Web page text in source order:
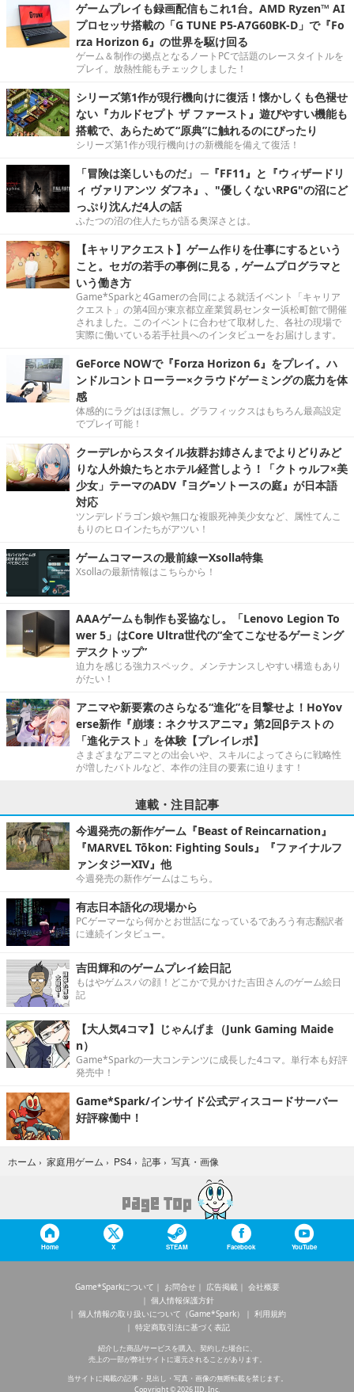
ゲームプレイも録画配信もこれ1台。AMD Ryzen™ AI
プロセッサ搭載の「G TUNE P5-A7G60BK-D」で『Fo
rza Horizon 6』の世界を駆け回る
ゲーム＆制作の拠点となるノートPCで話題のレースタイトルを
プレイ。放熱性能もチェックしました！
シリーズ第1作が現行機向けに復活！懐かしくも色褪せ
ない『カルドセプト ザ ファースト』遊びやすい機能も
搭載で、あらためて“原典”に触れるのにぴったり
シリーズ第1作が現行機向けの新機能を備えて復活！
「冒険は楽しいものだ」 ─『FF11』と『ウィザードリ
ィ ヴァリアンツ ダフネ』、"優しくないRPG"の沼にど
っぷり沈んだ4人の話
ふたつの沼の住人たちが語る奥深さとは。
【キャリアクエスト】ゲーム作りを仕事にするという
こと。セガの若手の事例に見る，ゲームプログラマと
いう働き方
Game*Sparkと4Gamerの合同による就活イベント「キャリア
クエスト」の第4回が東京都立産業貿易センター浜松町館で開催
されました。このイベントに合わせて取材した、各社の現場で
実際に働いている若手社員へのインタビューをお届けします。
GeForce NOWで『Forza Horizon 6』をプレイ。ハ
ンドルコントローラー×クラウドゲーミングの底力を体
感
体感的にラグはほぼ無し。グラフィックスはもちろん最高設定
でプレイ可能！
クーデレからスタイル抜群お姉さんまでよりどりみど
りな人外娘たちとホテル経営しよう！「クトゥルフ×美
少女」テーマのADV『ヨグ=ソトースの庭』が日本語
対応
ツンデレドラゴン娘や無口な複眼死神美少女など、属性てんこ
もりのヒロインたちがアツい！
ゲームコマースの最前線ーXsolla特集
Xsollaの最新情報はこちらから！
AAAゲームも制作も妥協なし。「Lenovo Legion To
wer 5」はCore Ultra世代の“全てこなせるゲーミング
デスクトップ”
迫力を感じる強力スペック。メンテナンスしやすい構造もあり
がたい！
アニマや新要素のさらなる“進化”を目撃せよ！HoYov
erse新作『崩壊：ネクサスアニマ』第2回βテストの
「進化テスト」を体験【プレイレポ】
さまざまなアニマとの出会いや、スキルによってさらに戦略性
が増したバトルなど、本作の注目の要素に迫ります！
連載・注目記事
今週発売の新作ゲーム『Beast of Reincarnation』
『MARVEL Tōkon: Fighting Souls』『ファイナルフ
ァンタジーXIV』他
今週発売の新作ゲームはこちら。
有志日本語化の現場から
PCゲーマーなら何かとお世話になっているであろう有志翻訳者
に連続インタビュー。
吉田輝和のゲームプレイ絵日記
もはやゲムスパの顔！どこかで見かけた吉田さんのゲーム絵日
記
【大人気4コマ】じゃんげま（Junk Gaming Maide
n）
Game*Sparkの一大コンテンツに成長した4コマ。単行本も好評
発売中！
Game*Spark/インサイド公式ディスコードサーバー
好評稼働中！
ホーム › 家庭用ゲーム › PS4 › 記事 › 写真・画像
Home X STEAM Facebook YouTube
Game*Sparkについて お問合せ 広告掲載
会社概要
個人情報保護方針
個人情報の取り扱いについて（Game*Spark）
利用規約
特定商取引法に基づく表記
紹介した商品/サービスを購入、契約した場合に、
売上の一部が弊社サイトに還元されることがあります。
当サイトに掲載の記事・見出し・写真・画像の無断転載を禁じます。
Copyright © 2026 IID, Inc.